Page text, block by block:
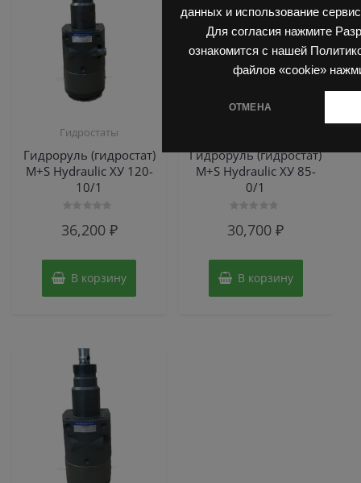
данных и использование
Для согласия нажмите
ознакомится с нашей
файлов «cookie»
ОТМЕНА
Гидростаты
Гидроруль (гидростат)
M+S Hydraulic ХУ 120-
10/1
0
36,200 ₽
В корзину
Гидроруль (гидростат)
M+S Hydraulic ХУ 85-
0/1
0
30,700₽
В корзину